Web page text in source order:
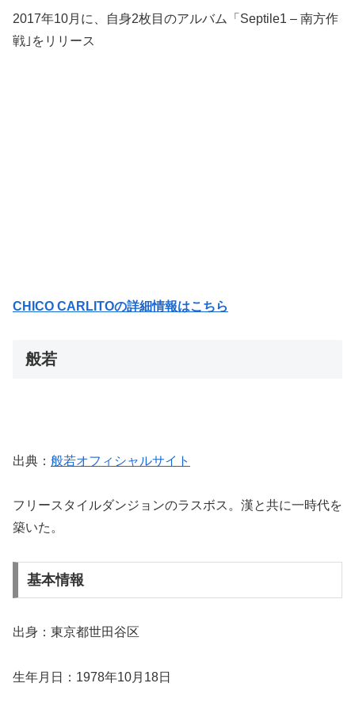
2017年10月に、自身2枚目のアルバム「Septile1 – 南方作
戦｣をリリース
CHICO CARLITOの詳細情報はこちら
般若
出典： 般若オフィシャルサイト
フリースタイルダンジョンのラスボス。漢と共に一時代を
築いた。
基本情報
出身：東京都世田谷区
生年月日：1978年10月18日